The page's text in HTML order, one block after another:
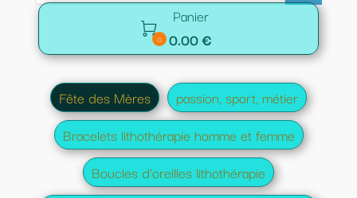

0
Panier
0.00 €
Fête des Mères
passion, sport, métier
Bracelets lithothérapie homme et femme
Boucles d'oreilles lithothérapie